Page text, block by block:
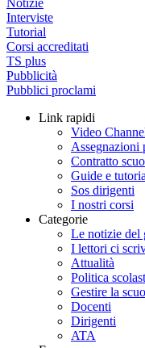
Notizie
Interviste
Tutorial
Corsi accreditati
TS plus
Pubblicità
Pubblici proclami
Link rapidi
Video
Assegnazioni
Contratto
Guide e
Sos dirigenti
I nostri corsi
Categorie
Le notizie del
I lettori ci
Attualità
Politica
Gestire la
Docenti
Dirigenti
ATA